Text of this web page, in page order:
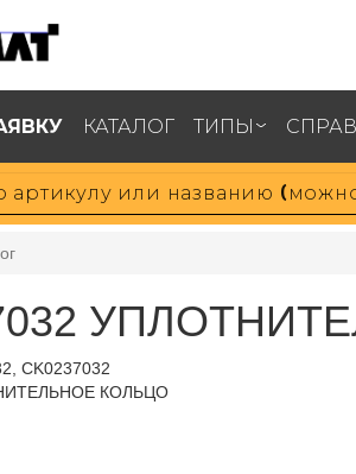
КАТАЛОГ ТИПЫ
CK0237032
КОЛЬЦО